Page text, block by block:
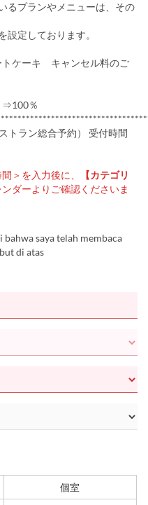
るプラ​​ンやメニューは、その
定しております。
トケーキ キャンセル料のご
⇒100％
トラン総合予約） 受付時間
＞を入力後に、
【カテゴリ
ダーよりご確認くださいま
saya telah membaca
di atas
個室